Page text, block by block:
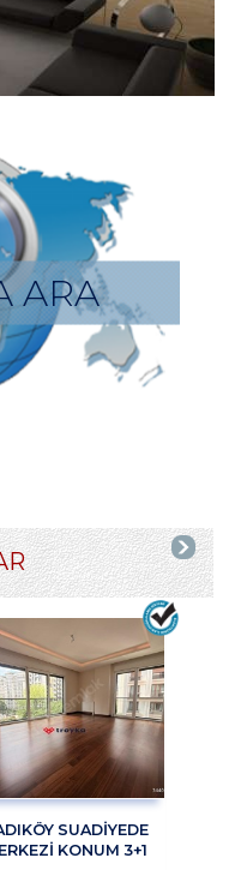
ARA
SUADİYEDE
KONUM 3+1